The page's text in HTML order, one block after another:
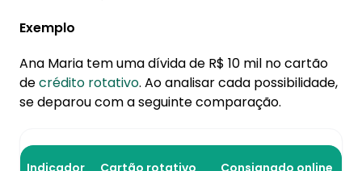
Exemplo
Ana Maria tem uma dívida de R$ 10 mil no cartão
decrédito rotativo. Ao analisar cada possibilidade,
se deparou com a seguinte comparação.
Indicador Cartão rotativo Consignado online